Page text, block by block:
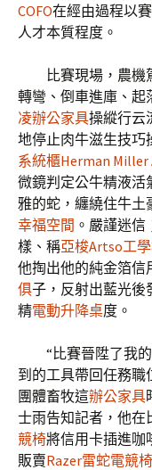
COFO在經由過程以
人才本質程度。
比賽現場，農機
轉彎、倒車進庫、起
凌辦公家具操縱行云
地停止肉牛滋生技巧
系統櫃Herman Miller
微鏡判定公牛精液活
雅的蛇，纏繞住牛土
幸福空間 。嚴謹迷
樣、稱亞梭Artso工
他掏出他的純金箔信
俱子，反射出藍光後
精電動升降桌度。
“比賽晉陞了我
到的工具帶回任務職
團體畜牧這辦公家具
士雨告知記者，他在
競椅將信用卡插進咖
販賣Razer雷蛇電競椅